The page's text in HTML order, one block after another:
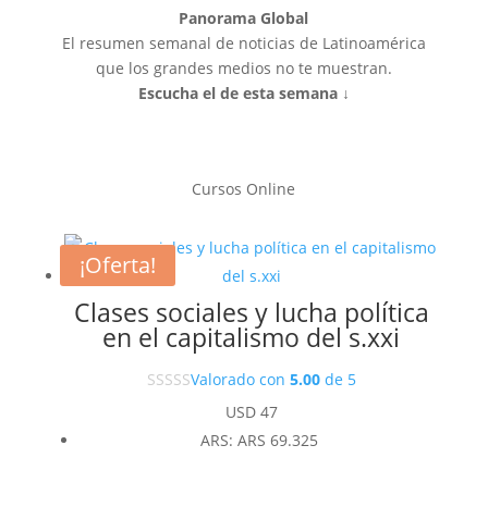
Panorama Global
El resumen semanal de noticias de Latinoamérica
que los grandes medios no te muestran.
Escucha el de esta semana ↓
Cursos Online
Clases sociales y lucha política
en el capitalismo del s.xxi
Valorado con 5.00de 5
USD47
ARS: ARS 69.325
¡Oferta!